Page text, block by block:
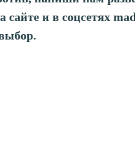
сайте и в соцсетях